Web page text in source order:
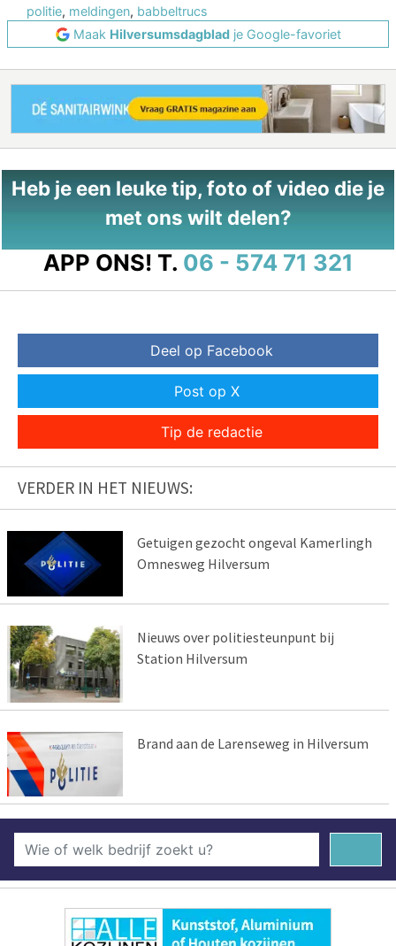
politie, meldingen, babbeltrucs
Maak Hilversumsdagbladje Google-favoriet
Heb je een leuke tip, foto of video die je
met ons wilt delen?
APP ONS! T. 06 - 574 71 321
Deel op Facebook
Post op X
Tip de redactie
VERDER IN HET NIEUWS:
Getuigen gezocht ongeval Kamerlingh
Omnesweg Hilversum
Nieuws over politiesteunpunt bij
Station Hilversum
Brand aan de Larenseweg in Hilversum